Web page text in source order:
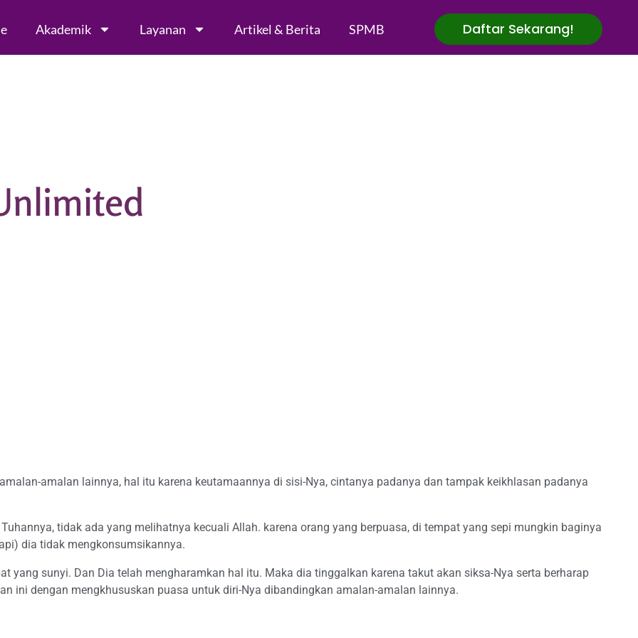
Akademik Layanan Artikel & Berita SPMB Daftar Sekarang!
amalan lainnya, hal itu karena keutamaannya di sisi-Nya, cintanya padanya dan tampak keikhlasan padanya
tidak ada yang melihatnya kecuali Allah. karena orang yang berpuasa, di tempat yang sepi mungkin baginya
dia tidak mengkonsumsikannya.
yang sunyi. Dan Dia telah mengharamkan hal itu. Maka dia tinggalkan karena takut akan siksa-Nya serta berharap
ini dengan mengkhususkan puasa untuk diri-Nya dibandingkan amalan-amalan lainnya.